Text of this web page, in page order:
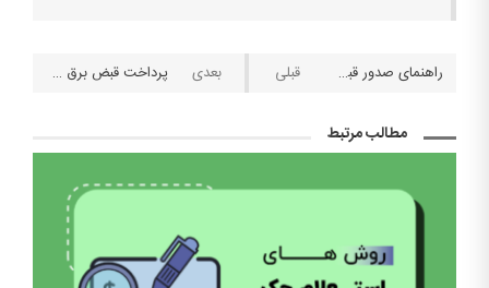
راهنمای صدور قبض اظهارنامه مالیاتی و پرداخت قبض مالیات پرداخت قبض برق از طریق اینترنت با اپلیکیشن بامن ۲۴
مطالب مرتبط